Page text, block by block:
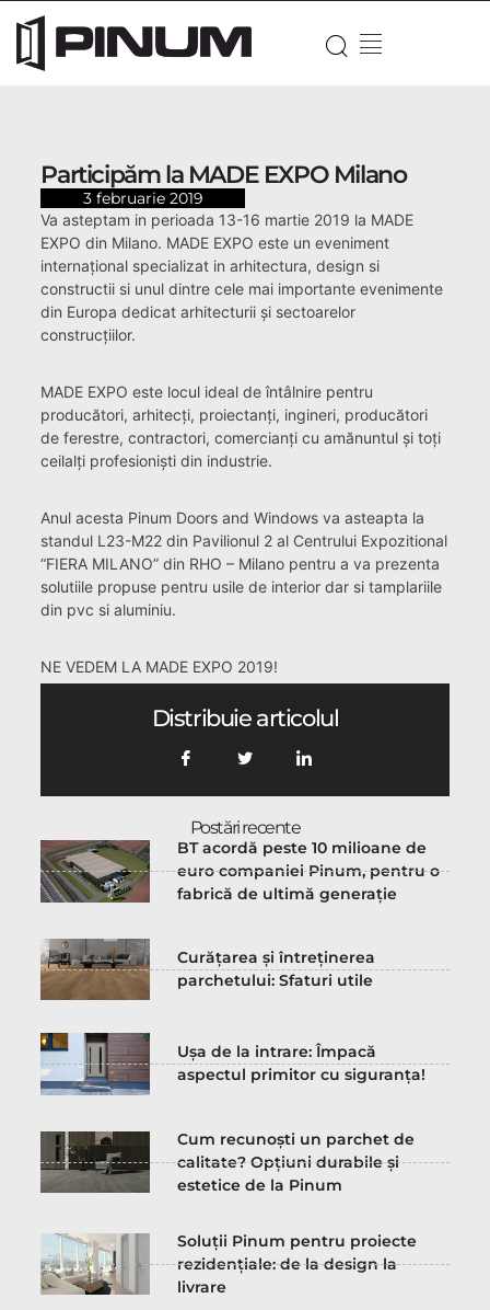
Participăm la MADE EXPO Milano
3 februarie 2019
Va asteptam in perioada 13-16 martie 2019 la MADE
EXPO din Milano. MADE EXPO este un eveniment
internațional specializat in arhitectura, design si
constructii si unul dintre cele mai importante evenimente
din Europa dedicat arhitecturii și sectoarelor
construcțiilor.
MADE EXPO este locul ideal de întâlnire pentru
producători, arhitecți, proiectanți, ingineri, producători
de ferestre, contractori, comercianți cu amănuntul și toți
ceilalți profesioniști din industrie.
Anul acesta Pinum Doors and Windows va asteapta la
standul L23-M22 din Pavilionul 2 al Centrului Expozitional
“FIERA MILANO” din RHO – Milano pentru a va prezenta
solutiile propuse pentru usile de interior dar si tamplariile
din pvc si aluminiu.
NE VEDEM LA MADE EXPO 2019!
Distribuie articolul
Postări recente
BT acordă peste 10 milioane de
euro companiei Pinum, pentru o
fabrică de ultimă generație
Curățarea și întreținerea
parchetului: Sfaturi utile
Ușa de la intrare: Împacă
aspectul primitor cu siguranța!
Cum recunoști un parchet de
calitate? Opțiuni durabile și
estetice de la Pinum
Soluții Pinum pentru proiecte
rezidențiale: de la design la
livrare